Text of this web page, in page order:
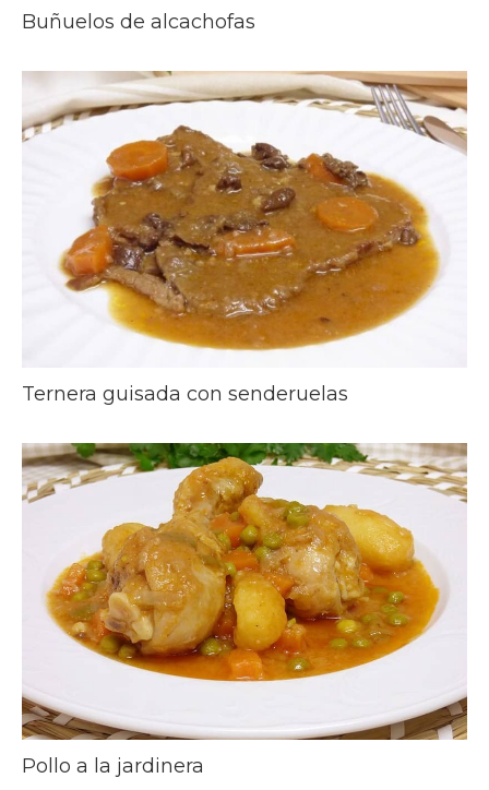
Buñuelos de alcachofas
Ternera guisada con senderuelas
Pollo a la jardinera